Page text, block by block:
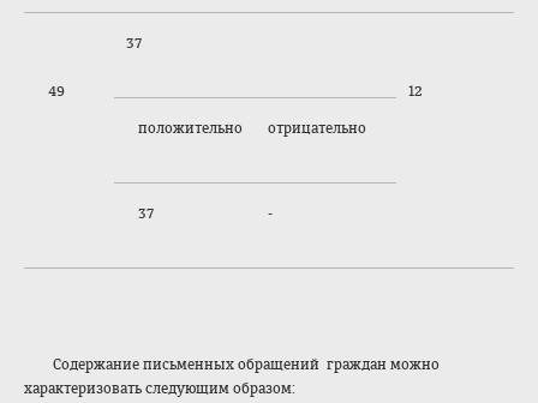
49
37
12
положительно отрицательно
37 -
Содержание письменных обращений граждан можно
характеризовать следующим образом: